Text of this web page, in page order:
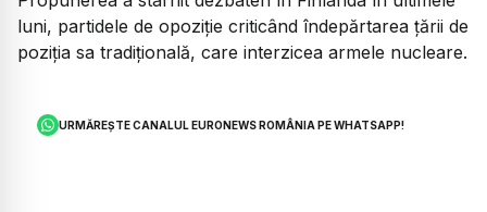
luni, partidele de opoziție criticând îndepărtarea țării de
poziția sa tradițională, care interzicea armele nucleare.
URMĂREȘTE CANALUL EURONEWS ROMÂNIA PE WHATSAPP!